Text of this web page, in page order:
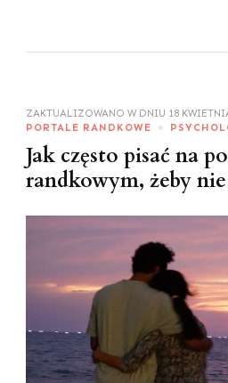
ZAKTUALIZOWANO W DNIU 18
PORTALE RANDKOWE
Jak często pisać na
randkowym, żeby